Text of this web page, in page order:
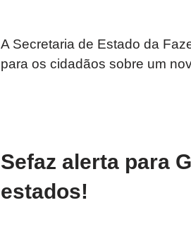
A Secretaria de Estado da
para os cidadãos sobre um
Sefaz alerta para
estados!